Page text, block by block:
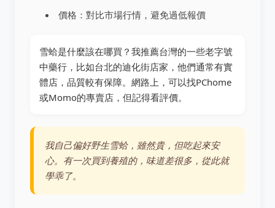
價格：對比市場行情，避免過低報價
雪蛤是什麼該在哪買？我推薦台灣的一些老字號
中藥行，比如台北的迪化街店家，他們通常有實
體店，品質較有保障。網路上，可以找PChome
或Momo的專賣店，但記得看評價。
我自己偏好野生雪蛤，雖然貴，但吃起來安
心。有一次買到養殖的，味道差很多，從此就
學乖了。